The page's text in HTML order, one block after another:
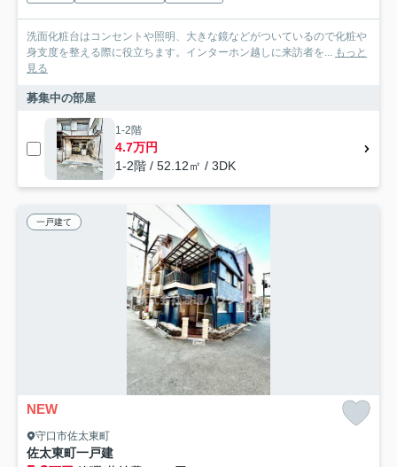
洗面化粧台はコンセントや照明、大きな鏡などがついているので化粧や
身支度を整える際に役立ちます。インターホン越しに来訪者を... もっと
見る
募集中の部屋
1-2階
4.7万円
1-2階 / 52.12㎡ / 3DK
一戸建て
NEW
守口市佐太東町
佐太東町一戸建